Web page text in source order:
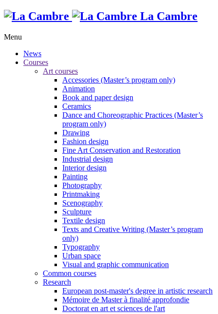
La Cambre
Menu
News
Courses
Art courses
Accessories (Master’s program only)
Animation
Book and paper design
Ceramics
Dance and Choreographic Practices (Master’s
program only)
Drawing
Fashion design
Fine Art Conservation and Restoration
Industrial design
Interior design
Painting
Photography
Printmaking
Scenography
Sculpture
Textile design
Texts and Creative Writing (Master’s program
only)
Typography
Urban space
Visual and graphic communication
Common courses
Research
European post-master's degree in artistic research
Mémoire de Master à finalité approfondie
Doctorat en art et sciences de l'art